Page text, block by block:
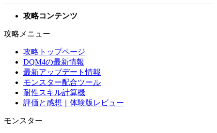
攻略コンテンツ
攻略メニュー
攻略トップページ
DQM4の最新情報
最新アップデート情報
モンスター配合ツール
耐性スキル計算機
評価と感想｜体験版レビュー
モンスター